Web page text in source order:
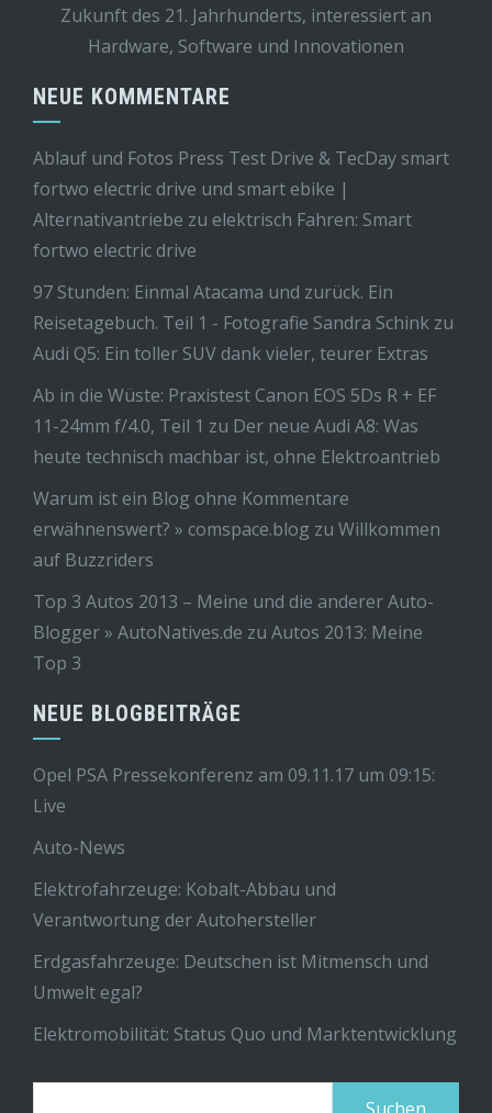
Zukunft des 21. Jahrhunderts, interessiert an
Hardware, Software und Innovationen
NEUE KOMMENTARE
Ablauf und Fotos Press Test Drive & TecDay smart
fortwo electric drive und smart ebike |
Alternativantriebe zu elektrisch Fahren: Smart
fortwo electric drive
97 Stunden: Einmal Atacama und zurück. Ein
Reisetagebuch. Teil 1 - Fotografie Sandra Schink zu
Audi Q5: Ein toller SUV dank vieler, teurer Extras
Ab in die Wüste: Praxistest Canon EOS 5Ds R + EF
11-24mm f/4.0, Teil 1 zu Der neue Audi A8: Was
heute technisch machbar ist, ohne Elektroantrieb
Warum ist ein Blog ohne Kommentare
erwähnenswert? » comspace.blog zu Willkommen
auf Buzzriders
Top 3 Autos 2013 – Meine und die anderer Auto-
Blogger » AutoNatives.de zu Autos 2013: Meine
Top 3
NEUE BLOGBEITRÄGE
Opel PSA Pressekonferenz am 09.11.17 um 09:15:
Live
Auto-News
Elektrofahrzeuge: Kobalt-Abbau und
Verantwortung der Autohersteller
Erdgasfahrzeuge: Deutschen ist Mitmensch und
Umwelt egal?
Elektromobilität: Status Quo und Marktentwicklung